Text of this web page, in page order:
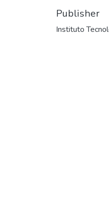
Publisher
Instituto